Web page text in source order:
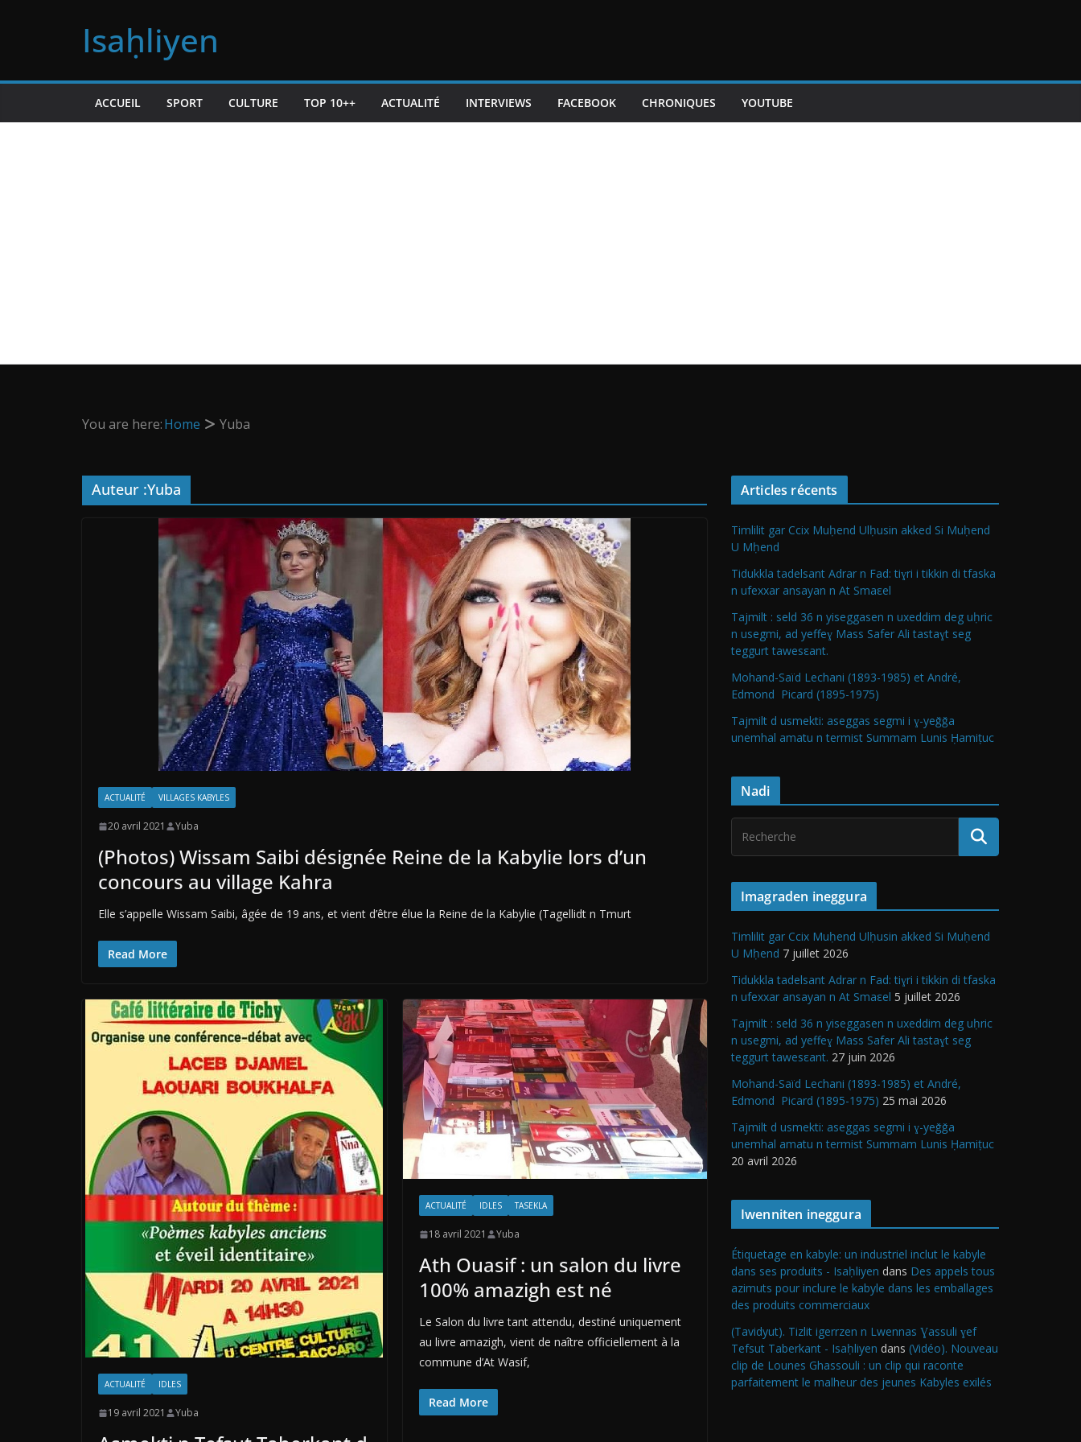
Isaḥliyen
ACCUEIL SPORT CULTURE TOP 10++ ACTUALITÉ INTERVIEWS FACEBOOK CHRONIQUES YOUTUBE
You are here:Home Yuba
Auteur :Yuba
ACTUALITÉ VILLAGES KABYLES
20 avril 2021 Yuba
(Photos) Wissam Saibi désignée Reine de la Kabylie lors d’un
concours au village Kahra
Elle s’appelle Wissam Saibi, âgée de 19 ans, et vient d’être élue la Reine de la Kabylie (Tagellidt n Tmurt
Read More
ACTUALITÉ IDLES
19 avril 2021 Yuba
ACTUALITÉ IDLES TASEKLA
18 avril 2021 Yuba
Ath Ouasif : un salon du livre
100% amazigh est né
Le Salon du livre tant attendu, destiné uniquement
au livre amazigh, vient de naître officiellement à la
commune d’At Wasif,
Read More
Articles récents
Timlilit gar Ccix Muḥend Ulḥusin akked Si Muḥend
U Mḥend
Tidukkla tadelsant Adrar n Fad: tiɣri i tikkin di tfaska
n ufexxar ansayan n At Smaεel
Tajmilt : seld 36 n yiseggasen n uxeddim deg uḥric
n usegmi, ad yeffeɣ Mass Safer Ali tastaɣt seg
teggurt tawesεant.
Mohand-Saïd Lechani (1893-1985) et André,
Edmond Picard (1895-1975)
Tajmilt d usmekti: aseggas segmi i ɣ-yeǧǧa
unemhal amatu n termist Summam Lunis Ḥamiṭuc
Nadi
Imagraden ineggura
Timlilit gar Ccix Muḥend Ulḥusin akked Si Muḥend
U Mḥend 7 juillet 2026
Tidukkla tadelsant Adrar n Fad: tiɣri i tikkin di tfaska
n ufexxar ansayan n At Smaεel 5 juillet 2026
Tajmilt : seld 36 n yiseggasen n uxeddim deg uḥric
n usegmi, ad yeffeɣ Mass Safer Ali tastaɣt seg
teggurt tawesεant. 27 juin 2026
Mohand-Saïd Lechani (1893-1985) et André,
Edmond Picard (1895-1975) 25 mai 2026
Tajmilt d usmekti: aseggas segmi i ɣ-yeǧǧa
unemhal amatu n termist Summam Lunis Ḥamiṭuc
20 avril 2026
Iwenniten ineggura
Étiquetage en kabyle: un industriel inclut le kabyle
dans ses produits - Isaḥliyen dans Des appels tous
azimuts pour inclure le kabyle dans les emballages
des produits commerciaux
(Tavidyut). Tizlit igerrzen n Lwennas Ɣassuli ɣef
Tefsut Taberkant - Isaḥliyen dans (Vidéo). Nouveau
clip de Lounes Ghassouli : un clip qui raconte
parfaitement le malheur des jeunes Kabyles exilés